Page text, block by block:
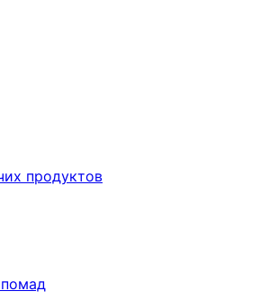
продуктов